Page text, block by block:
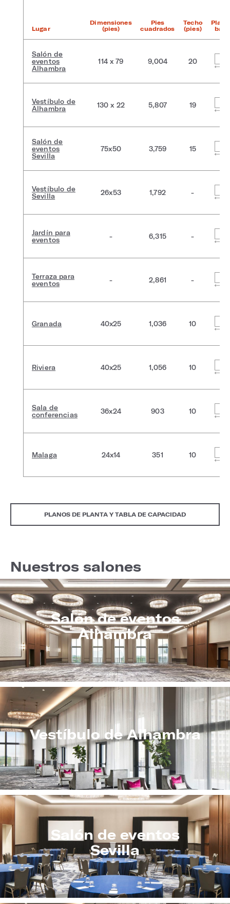
Lugar
Dimensiones
(pies)
Pies
cuadrados
Techo
(pies)
baja
Salón de
eventos
Alhambra
114 x 79 9,004 20
Vestíbulo de
Alhambra
130 x 22 5,807 19
Salón de
eventos
Sevilla
75x50 3,759 15
Vestíbulo de
Sevilla
26x53 1,792 -
Jardín para
eventos
- 6,315 -
Terraza para
eventos
- 2,861 -
Granada 40x25 1,036 10
Riviera 40x25 1,056 10
Sala de
conferencias
36x24 903 10
Malaga 24x14 351 10
PLANOS DE PLANTA Y TABLA DE CAPACIDAD
Nuestros salones
Salón de eventos
Alhambra
Vestíbulo de Alhambra
Salón de eventos
Sevilla